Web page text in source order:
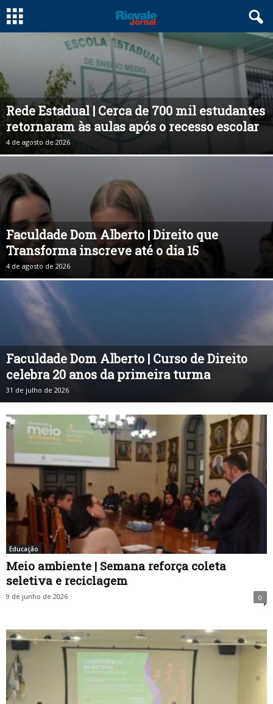
Rede Estadual | Cerca de 700 mil estudantes
retornaram às aulas após o recesso escolar
4 de agosto de 2026
Faculdade Dom Alberto | Direito que
Transforma inscreve até o dia 15
4 de agosto de 2026
Faculdade Dom Alberto | Curso de Direito
celebra 20 anos da primeira turma
31 de julho de 2026
Educação
Meio ambiente | Semana reforça coleta
seletiva e reciclagem
9 de junho de 2026 0